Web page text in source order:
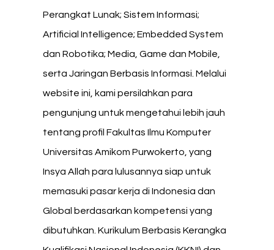
Perangkat Lunak; Sistem Informasi;
Artificial Intelligence; Embedded System
dan Robotika; Media, Game dan Mobile,
serta Jaringan Berbasis Informasi. Melalui
website ini, kami persilahkan para
pengunjung untuk mengetahui lebih jauh
tentang profil Fakultas Ilmu Komputer
Universitas Amikom Purwokerto, yang
Insya Allah para lulusannya siap untuk
memasuki pasar kerja di Indonesia dan
Global berdasarkan kompetensi yang
dibutuhkan. Kurikulum Berbasis Kerangka